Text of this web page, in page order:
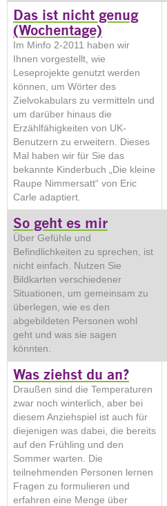
Das ist nicht genug
(Wochentage)
Im Minfo 2-2011 haben wir
Ihnen vorgestellt, wie
Leseprojekte genutzt werden
können, um Wörter des
Zielvokabulars zu vermitteln und
um darüber hinaus die
Erzählfähigkeiten von UK-
Benutzern zu erweitern. Dieses
Mal haben wir für Sie das
bekannte Kinderbuch „Die kleine
Raupe Nimmersatt“ von Eric
Carle adaptiert.
So geht es mir
Über Gefühle und
Befindlichkeiten zu sprechen, ist
nicht einfach. Nutzen Sie
Bildkarten verschiedener
Situationen, um gemeinsam zu
überlegen, wie es den
abgebildeten Personen wohl
geht und was sie sagen
könnten.
Was ziehst du an?
Draußen sind die Temperaturen
zwar noch winterlich, aber bei
diesem Anziehspiel ist auch für
diejenigen was dabei, die bereits
auf den Frühling und den
Sommer warten. Die
teilnehmenden Personen lernen
Fragen zu formulieren und
erfahren eine Menge über